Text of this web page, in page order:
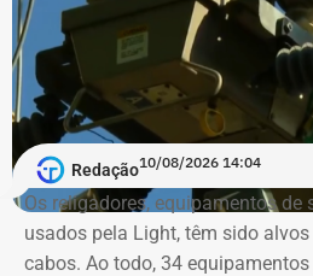
O Clube foi fundado na década
bom tempo — para superar uma
prolongada.
Com informações do colunista
“O Globo”.
Redação10/08/2026 14:04
Os religadores, equipamentos de
usados pela Light, têm sido
cabos. Ao todo, 34